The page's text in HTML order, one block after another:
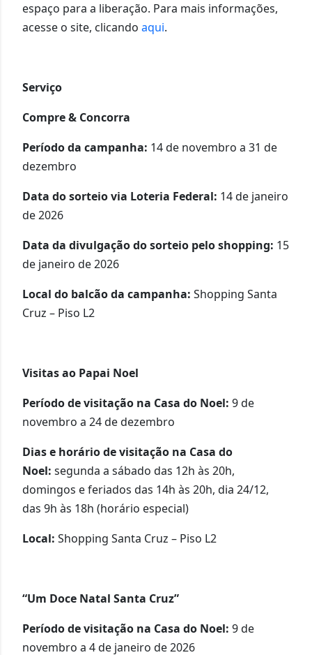
espaço para a liberação. Para mais informações,
acesse o site, clicando aqui.
Serviço
Compre & Concorra
Período da campanha: 14 de novembro a 31 de
dezembro
Data do sorteio via Loteria Federal: 14 de janeiro
de 2026
Data da divulgação do sorteio pelo shopping: 15
de janeiro de 2026
Local do balcão da campanha: Shopping Santa
Cruz – Piso L2
Visitas ao Papai Noel
Período de visitação na Casa do Noel: 9 de
novembro a 24 de dezembro
Dias e horário de visitação na Casa do
Noel: segunda a sábado das 12h às 20h,
domingos e feriados das 14h às 20h, dia 24/12,
das 9h às 18h (horário especial)
Local: Shopping Santa Cruz – Piso L2
“Um Doce Natal Santa Cruz”
Período de visitação na Casa do Noel: 9 de
novembro a 4 de janeiro de 2026